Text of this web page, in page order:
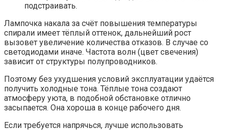
подстраивать.
Лампочка накала за счёт повышения температуры
спирали имеет тёплый оттенок, дальнейший рост
вызовет увеличение количества отказов. В случае со
светодиодами иначе. Частота волн (цвет свечения)
зависит от структуры полупроводников.
Поэтому без ухудшения условий эксплуатации удаётся
получить холодные тона. Тёплые тона создают
атмосферу уюта, в подобной обстановке отлично
засыпается. Она хороша в конце рабочего дня.
Если требуется напрячься, лучше использовать